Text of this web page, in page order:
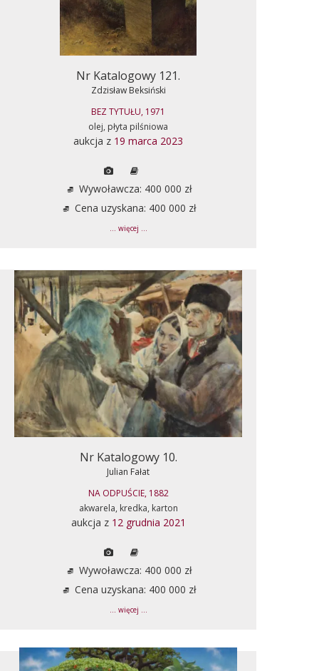
Nr Katalogowy 121.
Zdzisław Beksiński
BEZ TYTUŁU, 1971
olej, płyta pilśniowa
aukcja z 19 marca 2023
Wywoławcza: 400 000 zł
Cena uzyskana: 400 000 zł
... więcej ...
Nr Katalogowy 10.
Julian Fałat
NA ODPUŚCIE, 1882
akwarela, kredka, karton
aukcja z 12 grudnia 2021
Wywoławcza: 400 000 zł
Cena uzyskana: 400 000 zł
... więcej ...